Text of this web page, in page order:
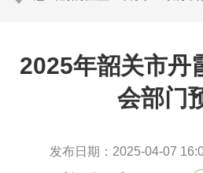
2025年韶关市丹
会部门
发布日期： 2025-04-07